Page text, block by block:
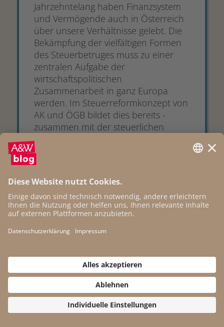
Jahrzehntelang haben Finanzsystem
und Vermögende auch in Österreich
über unsere Verhältnisse gelebt. Die
Bekämpfung der vielfältigen Formen
des Steuerbetruges muss zu einer
zentralen Aufgabe der
wirtschaftspolitischen
Zusammenarbeit in ganz Europa
werden. Im Steuerreformkonzept von
AK und ÖGB bildet dies bereits -
zusammen mit der steuerlichen
Bela...
Erbschaften in der
Ungleichen